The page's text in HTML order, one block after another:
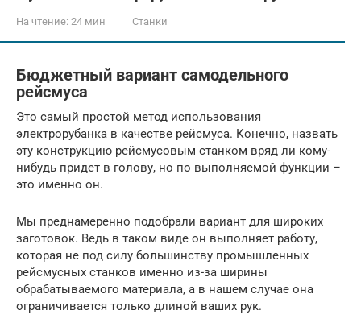
На чтение: 24 мин Станки
Бюджетный вариант самодельного
рейсмуса
Это самый простой метод использования
электрорубанка в качестве рейсмуса. Конечно, назвать
эту конструкцию рейсмусовым станком вряд ли кому-
нибудь придет в голову, но по выполняемой функции –
это именно он.
Мы преднамеренно подобрали вариант для широких
заготовок. Ведь в таком виде он выполняет работу,
которая не под силу большинству промышленных
рейсмусных станков именно из-за ширины
обрабатываемого материала, а в нашем случае она
ограничивается только длиной ваших рук.